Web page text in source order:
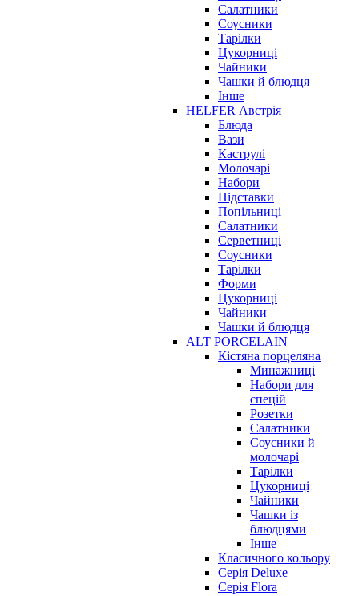
Салатники
Соусники
Тарілки
Цукорниці
Чайники
Чашки й блюдця
Інше
HELFER Австрія
Блюда
Вази
Каструлі
Молочарі
Набори
Підставки
Попільниці
Салатники
Серветниці
Соусники
Тарілки
Форми
Цукорниці
Чайники
Чашки й блюдця
ALT PORCELAIN
Кістяна порцеляна
Минажниці
Набори для
спецій
Розетки
Салатники
Соусники й
молочарі
Тарілки
Цукорниці
Чайники
Чашки із
блюдцями
Інше
Класичного кольору
Серія Deluxe
Серія Flora